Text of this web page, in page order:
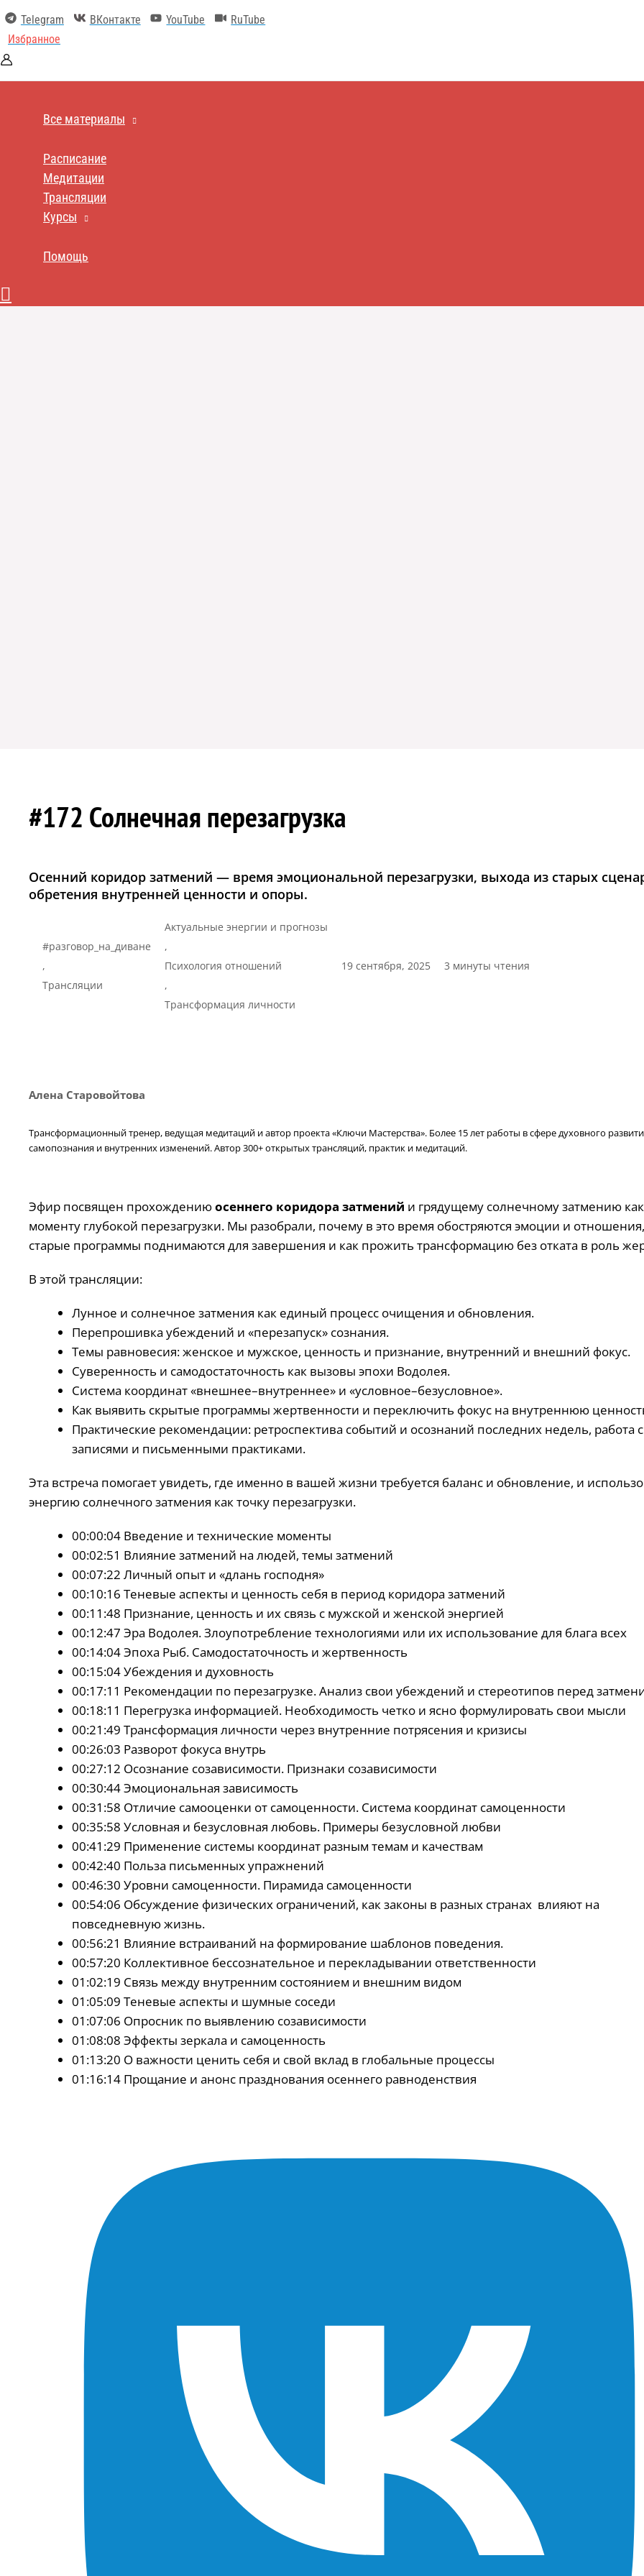
содержимому
Telegram ВКонтакте YouTube
RuTube
Избранное
Все материалы
Расписание
Медитации
Трансляции
Курсы
Помощь
Поиск
#172 Солнечная перезагрузка
Осенний коридор затмений — время эмоциональной перезагрузки, выхода из старых
обретения внутренней ценности и опоры.
#разговор_на_диване
,
Трансляции
Актуальные энергии и прогнозы
,
Психология отношений
,
Трансформация личности
19 сентября, 2025 3 минуты чтения
Алена Старовойтова
Трансформационный тренер, ведущая медитаций и автор проекта «Ключи Мастерства». Более 15 лет работы в сфере духовного
самопознания и внутренних изменений. Автор 300+ открытых трансляций, практик и медитаций.
Эфир посвящен прохождениюосеннего коридора затмений и грядущему солнечному затмению как
моменту глубокой перезагрузки. Мы разобрали, почему в это время обостряются эмоции и
старые программы поднимаются для завершения и как прожить трансформацию без отката в роль
В этой трансляции:
Лунное и солнечное затмения как единый процесс очищения и обновления.
Перепрошивка убеждений и «перезапуск» сознания.
Темы равновесия: женское и мужское, ценность и признание, внутренний и внешний фокус.
Суверенность и самодостаточность как вызовы эпохи Водолея.
Система координат «внешнее–внутреннее» и «условное–безусловное».
Как выявить скрытые программы жертвенности и переключить фокус на внутреннюю
Практические рекомендации: ретроспектива событий и осознаний последних недель, работа с
записями и письменными практиками.
Эта встреча помогает увидеть, где именно в вашей жизни требуется баланс и обновление, и
энергию солнечного затмения как точку перезагрузки.
00:00:04 Введение и технические моменты
00:02:51 Влияние затмений на людей, темы затмений
00:07:22 Личный опыт и «длань господня»
00:10:16 Теневые аспекты и ценность себя в период коридора затмений
00:11:48 Признание, ценность и их связь с мужской и женской энергией
00:12:47 Эра Водолея. Злоупотребление технологиями или их использование для блага всех
00:14:04 Эпоха Рыб. Самодостаточность и жертвенность
00:15:04 Убеждения и духовность
00:17:11 Рекомендации по перезагрузке. Анализ свои убеждений и стереотипов перед
00:18:11 Перегрузка информацией. Необходимость четко и ясно формулировать свои мысли
00:21:49 Трансформация личности через внутренние потрясения и кризисы
00:26:03 Разворот фокуса внутрь
00:27:12 Осознание созависимости. Признаки созависимости
00:30:44 Эмоциональная зависимость
00:31:58 Отличие самооценки от самоценности. Система координат самоценности
00:35:58 Условная и безусловная любовь. Примеры безусловной любви
00:41:29 Применение системы координат разным темам и качествам
00:42:40 Польза письменных упражнений
00:46:30 Уровни самоценности. Пирамида самоценности
00:54:06 Обсуждение физических ограничений, как законы в разных странах влияют на
повседневную жизнь.
00:56:21 Влияние встраиваний на формирование шаблонов поведения.
00:57:20 Коллективное бессознательное и перекладывании ответственности
01:02:19 Связь между внутренним состоянием и внешним видом
01:05:09 Теневые аспекты и шумные соседи
01:07:06 Опросник по выявлению созависимости
01:08:08 Эффекты зеркала и самоценность
01:13:20 О важности ценить себя и свой вклад в глобальные процессы
01:16:14 Прощание и анонс празднования осеннего равноденствия